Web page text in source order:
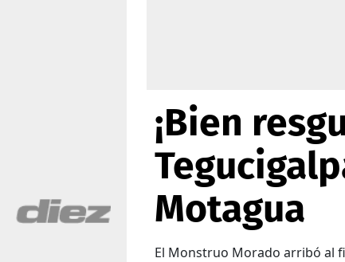
¡Bien
Motagua
El Monstruo Morado arribó al